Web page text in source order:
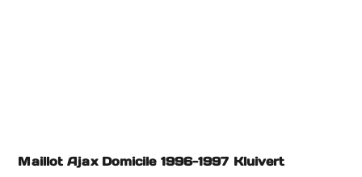
Maillot Ajax Domicile 1996-1997 Kluivert